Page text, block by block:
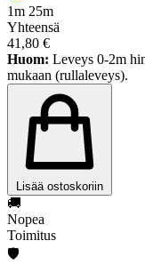
1m 25m
Yhteensä
41,80 €
Huom: Leveys 0-2m
mukaan (rullaleveys).
Lisää ostoskoriin
🚚
Nopea
Toimitus
🛡️